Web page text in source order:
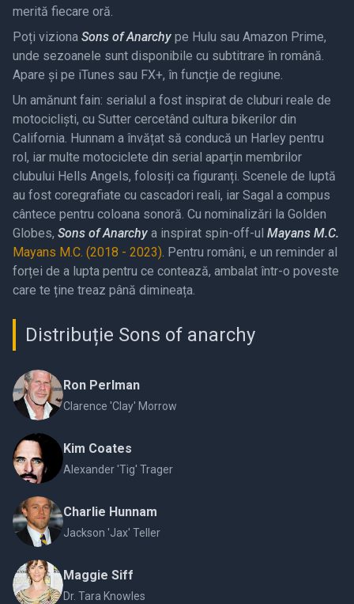
merită fiecare oră.
Poți viziona Sons of Anarchy pe Hulu sau Amazon Prime,
unde sezoanele sunt disponibile cu subtitrare în română.
Apare și pe iTunes sau FX+, în funcție de regiune.
Un amănunt fain: serialul a fost inspirat de cluburi reale de
motocicliști, cu Sutter cercetând cultura bikerilor din
California. Hunnam a învățat să conducă un Harley pentru
rol, iar multe motociclete din serial aparțin membrilor
clubului Hells Angels, folosiți ca figuranți. Scenele de luptă
au fost coregrafiate cu cascadori reali, iar Sagal a compus
cântece pentru coloana sonoră. Cu nominalizări la Golden
Globes, Sons of Anarchy a inspirat spin-off-ul Mayans M.C.
Mayans M.C. (2018 - 2023). Pentru români, e un reminder al
forței de a lupta pentru ce contează, ambalat într-o poveste
care te ține treaz până dimineața.
Distribuție Sons of anarchy
Ron Perlman
Clarence 'Clay' Morrow
Kim Coates
Alexander 'Tig' Trager
Charlie Hunnam
Jackson 'Jax' Teller
Maggie Siff
Dr. Tara Knowles